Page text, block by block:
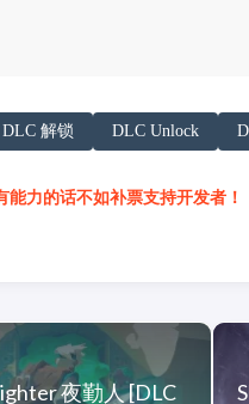
:
性列车」文章提炼总结
game/icarus-
DLC 解锁 DLC Unlock
力的话不如补票支持开发者！
夜勤人 [DLC